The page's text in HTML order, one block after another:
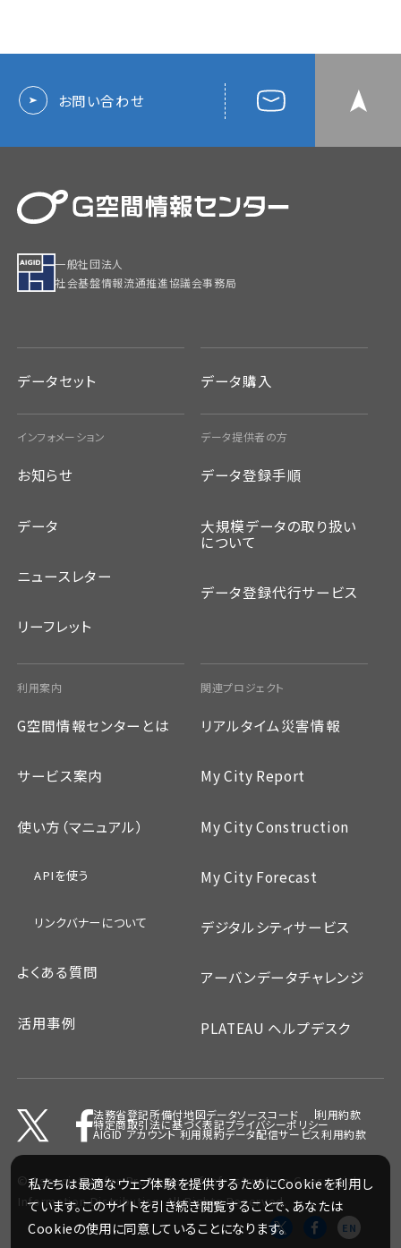
EN
お問い合わせ
一般社団法人
社会基盤情報流通推進協議会事務局
データセット
インフォメーション
お知らせ
データ
ニュースレター
リーフレット
利用案内
G空間情報センターとは
サービス案内
使い方（マニュアル）
APIを使う
リンクバナーについて
よくある質問
活用事例
データ購入
データ提供者の方
データ登録手順
大規模データの取り扱い
について
データ登録代行サービス
関連プロジェクト
リアルタイム災害情報
My City Report
My City Construction
My City Forecast
デジタルシティサービス
アーバンデータチャレンジ
PLATEAU ヘルプデスク
法務省登記所備付地図データソースコード 利用約款
特定商取引法に基づく表記プライバシーポリシー
AIGID アカウント 利用規約データ配信サービス利用約款
©Association for Promotion of Infrastructure Geospatial
Information Distribution. All Rights Reserved.
私たちは最適なウェブ体験を提供するためにCookieを利用し
ています。このサイトを引き続き閲覧することで、あなたは
Cookieの使用に同意していることになります。